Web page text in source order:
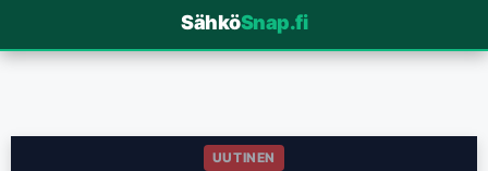
SähköSnap.fi
UUTINEN